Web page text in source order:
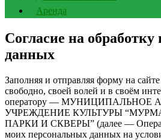
Аренда
Согласие на
данных
Заполняя и отправляя форму на сайте
свободно, своей волей и в своём
оператору — МУНИЦИПАЛЬНОЕ
УЧРЕЖДЕНИЕ КУЛЬТУРЫ
ПАРКИ И СКВЕРЫ” (далее —
моих персональных данных на